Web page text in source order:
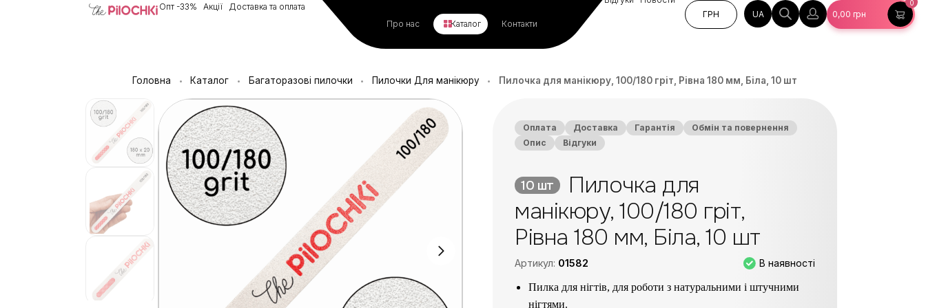
Опт -33% Акції
Доставка та оплата
Про нас
Каталог Контакти
ГРН
UA 0,00 грн
0
Головна • Каталог • Багаторазові пилочки • Пилочки Для манікюру • Пилочка для манікюру, 100/180 гріт, Рівна 180 мм, Біла, 10 шт
Оплата Доставка Гарантія
Обмін та повернення
Опис
Відгуки
10 шт
Пилочка для
манікюру, 100/180 гріт,
Рівна 180 мм, Біла, 10 шт
Артикул: 01582 В наявності
Пилка для нігтів, для роботи з натуральними і штучними
нігтями.